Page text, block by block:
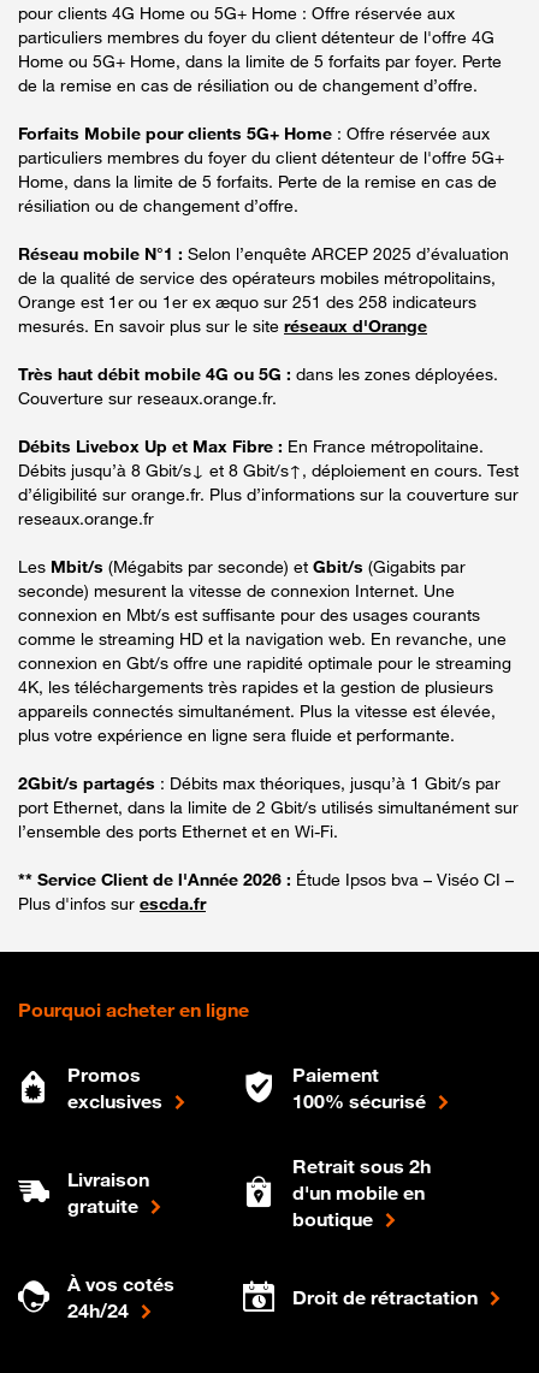
pour clients 4G Home ou 5G+ Home : Offre réservée aux
particuliers membres du foyer du client détenteur de l'offre 4G
Home ou 5G+ Home, dans la limite de 5 forfaits par foyer. Perte
de la remise en cas de résiliation ou de changement d’offre.
Forfaits Mobile pour clients 5G+ Home : Offre réservée aux
particuliers membres du foyer du client détenteur de l'offre 5G+
Home, dans la limite de 5 forfaits. Perte de la remise en cas de
résiliation ou de changement d’offre.
Réseau mobile N°1 : Selon l’enquête ARCEP 2025 d’évaluation
de la qualité de service des opérateurs mobiles métropolitains,
Orange est 1er ou 1er ex æquo sur 251 des 258 indicateurs
mesurés. En savoir plus sur le site réseaux d'Orange
Très haut débit mobile 4G ou 5G : dans les zones déployées.
Couverture sur reseaux.orange.fr.
Débits Livebox Up et Max Fibre : En France métropolitaine.
Débits jusqu’à 8 Gbit/s↓ et 8 Gbit/s↑, déploiement en cours. Test
d’éligibilité sur orange.fr. Plus d’informations sur la couverture sur
reseaux.orange.fr
Les Mbit/s (Mégabits par seconde) et Gbit/s (Gigabits par
seconde) mesurent la vitesse de connexion Internet. Une
connexion en Mbt/s est suffisante pour des usages courants
comme le streaming HD et la navigation web. En revanche, une
connexion en Gbt/s offre une rapidité optimale pour le streaming
4K, les téléchargements très rapides et la gestion de plusieurs
appareils connectés simultanément. Plus la vitesse est élevée,
plus votre expérience en ligne sera fluide et performante.
2Gbit/s partagés : Débits max théoriques, jusqu’à 1 Gbit/s par
port Ethernet, dans la limite de 2 Gbit/s utilisés simultanément sur
l’ensemble des ports Ethernet et en Wi-Fi.
** Service Client de l'Année 2026 : Étude Ipsos bva – Viséo CI –
Plus d'infos sur escda.fr
Pourquoi acheter en ligne
Promos
exclusives
Paiement
100% sécurisé
Livraison
gratuite
Retrait sous 2h
d'un mobile en
boutique
À vos cotés
24h/24
Droit de rétractation